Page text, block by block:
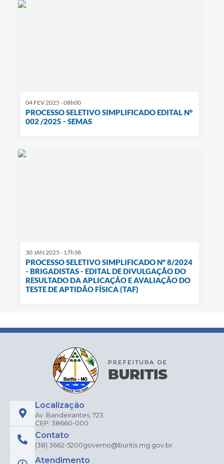
04 FEV 2025 - 08h00
PROCESSO SELETIVO SIMPLIFICADO EDITAL N°
002 /2025 - SEMAS
30 JAN 2025 - 17h38
PROCESSO SELETIVO SIMPLIFICADO Nº 8/2024
- BRIGADISTAS - EDITAL DE DIVULGAÇÃO DO
RESULTADO DA APLICAÇÃO E AVALIAÇÃO DO
TESTE DE APTIDÃO FÍSICA (TAF)
Localização
Av. Bandeirantes, 723
CEP: 38660-000
Contato
(38) 3662-5200governo@buritis.mg.gov.br
Atendimento